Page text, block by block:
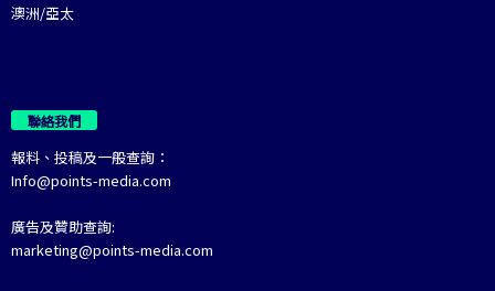
澳洲/亞太
聯絡我們
報料、投稿及一般查詢：
Info@points-media.com
廣告及贊助查詢:
marketing@points-media.com